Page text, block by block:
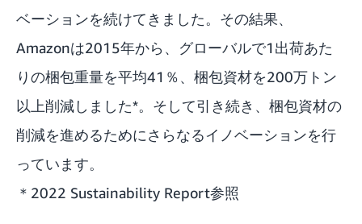
ベーションを続けてきました。その結果、
Amazonは2015年から、グローバルで1出荷あた
りの梱包重量を平均41％、梱包資材を200万トン
以上削減しました*。そして引き続き、梱包資材の
削減を進めるためにさらなるイノベーションを行
っています。
＊2022 Sustainability Report参照